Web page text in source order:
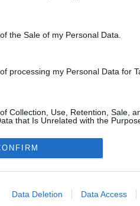
the Sale of my Personal Data.
processing my Personal Data for
Collection, Use, Retention, Sale,
that Is Unrelated with the
Data Deletion Data Access
directory that gives access to the world's
taken from today's frontpage cover of each